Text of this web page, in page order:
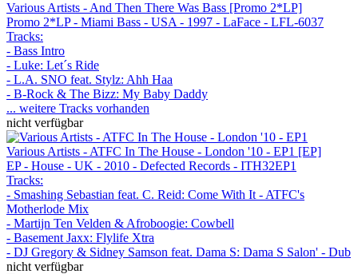
Various Artists - And Then There Was Bass [Promo 2*LP]
Promo 2*LP - Miami Bass - USA - 1997 - LaFace - LFL-6037
Tracks:
- Bass Intro
- Luke: Let´s Ride
- L.A. SNO feat. Stylz: Ahh Haa
- B-Rock & The Bizz: My Baby Daddy
... weitere Tracks vorhanden
nicht verfügbar
Various Artists - ATFC In The House - London '10 - EP1 [EP]
EP - House - UK - 2010 - Defected Records - ITH32EP1
Tracks:
- Smashing Sebastian feat. C. Reid: Come With It - ATFC's
Motherlode Mix
- Martijn Ten Velden & Afroboogie: Cowbell
- Basement Jaxx: Flylife Xtra
- DJ Gregory & Sidney Samson feat. Dama S: Dama S Salon' - Dub
nicht verfügbar